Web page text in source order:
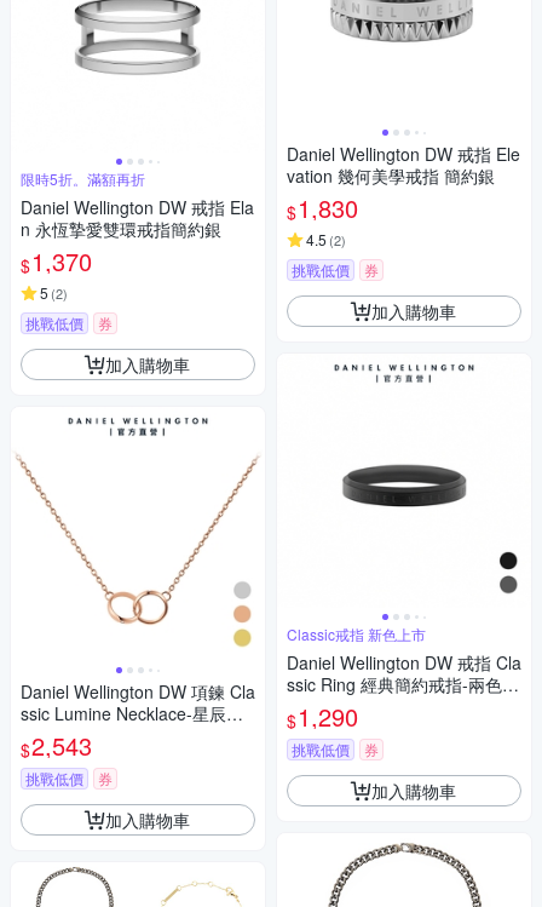
限時5折。滿額再折
Daniel Wellington DW 戒指 Ela
n 永恆摯愛雙環戒指簡約銀
$1,370
5 (2)
挑戰低價 券
加入購物車
Daniel Wellington DW 項鍊 Cla
ssic Lumine Necklace-星辰系
列小雙環項鍊-三色任選 DW00
400352
$2,543
挑戰低價 券
加入購物車
Daniel Wellington DW 戒指 Ele
vation 幾何美學戒指 簡約銀
$1,830
4.5 (2)
挑戰低價 券
加入購物車
Classic戒指 新色上市
Daniel Wellington DW 戒指 Cla
ssic Ring 經典簡約戒指-兩色任
選
$1,290
挑戰低價 券
加入購物車